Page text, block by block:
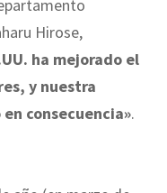
Hirose,
ha mejorado el
y nuestra
consecuencia».